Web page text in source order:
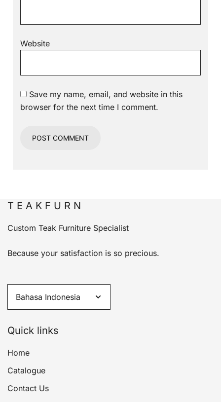
Website
Save my name, email, and website in this
browser for the next time I comment.
T E A K F U R N
Custom Teak Furniture Specialist
Because your satisfaction is so precious.
Quick links
Home
Catalogue
Contact Us